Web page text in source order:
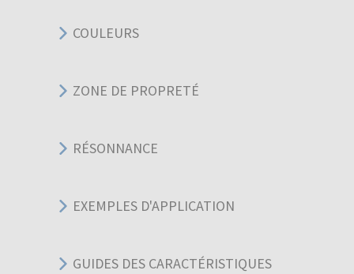
COULEURS
ZONE DE PROPRETÉ
RÉSONNANCE
EXEMPLES D'APPLICATION
GUIDES DES CARACTÉRISTIQUES